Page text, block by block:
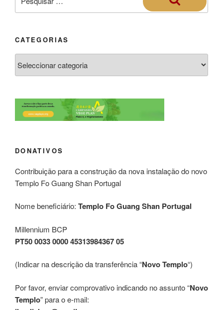
CATEGORIAS
DONATIVOS
Contribuição para a construção da nova instalação do novo
Templo Fo Guang Shan Portugal
Nome beneficiário: Templo Fo Guang Shan Portugal
Millennium BCP
PT50 0033 0000 45313984367 05
(Indicar na descrição da transferência “Novo Templo“)
Por favor, enviar comprovativo indicando no assunto “Novo
Templo” para o e-mail: